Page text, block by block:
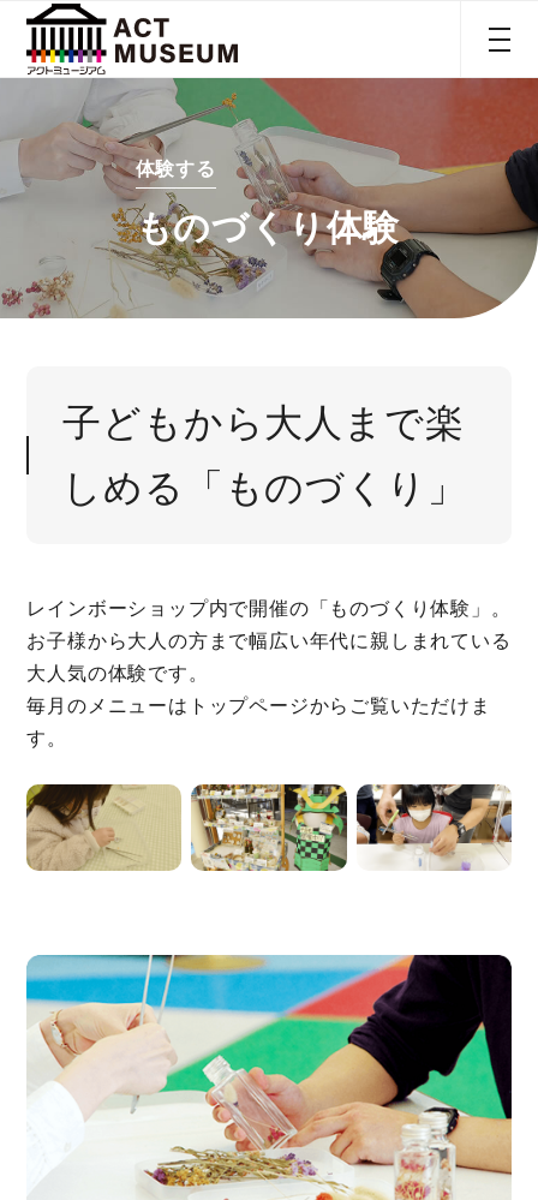
体験する
ものづくり体験
子どもから大人まで楽
しめる「ものづくり」
レインボーショップ内で開催の「ものづくり体験」。
お子様から大人の方まで幅広い年代に親しまれている
大人気の体験です。
毎月のメニューはトップページからご覧いただけま
す。